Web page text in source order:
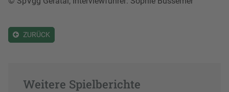
ZURÜCK
Weitere Spielberichte